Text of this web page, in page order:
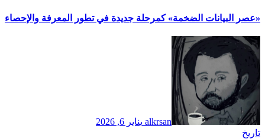
​«عصر البيانات الضخمة» كمرحلة جديدة في تطور المعرفة والإحصاء
alkrsan يناير 6, 2026
تاريخ